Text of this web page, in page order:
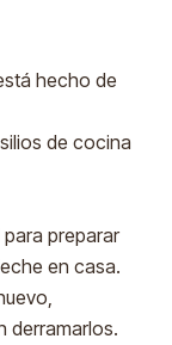
hecho de
de cocina
preparar
en casa.
derramarlos.